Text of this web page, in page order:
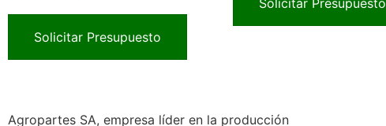
Solicitar Presupuesto
Solicitar Presupuesto
Agropartes SA, empresa líder en la producción